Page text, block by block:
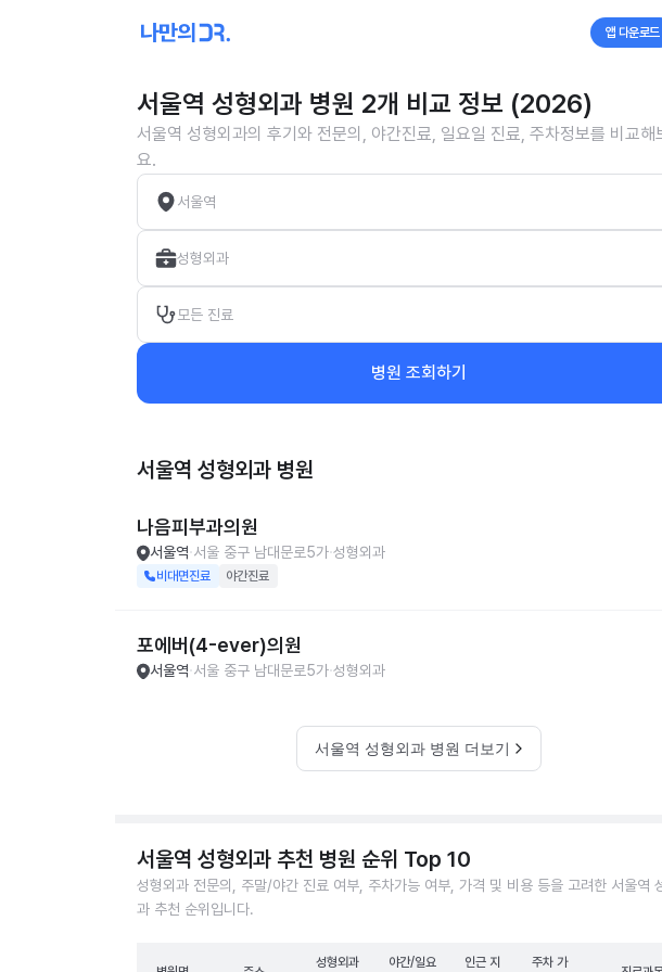
앱 다운로드
서울역 성형외과 병원 2개 비교 정보 (2026)
서울역 성형외과의 후기와 전문의, 야간진료, 일요일 진료, 주차정보를 비교해
요.
서울역
성형외과
모든 진료
병원 조회하기
서울역 성형외과 병원
나음피부과의원
서울역 서울 중구 남대문로5가 성형외과
비대면진료 야간진료
포에버(4-ever)의원
서울역 서울 중구 남대문로5가 성형외과
서울역 성형외과 병원 더보기
서울역 성형외과 추천 병원 순위 Top 10
성형외과 전문의, 주말/야간 진료 여부, 주차가능 여부, 가격 및 비용 등을 고려한 서울역
과 추천 순위입니다.
성형외과 야간/일요 인근 지 주차 가